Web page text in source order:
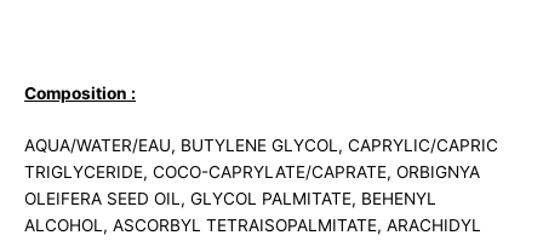
Composition :
AQUA/WATER/EAU, BUTYLENE GLYCOL, CAPRYLIC/CAPRIC
TRIGLYCERIDE, COCO-CAPRYLATE/CAPRATE, ORBIGNYA
OLEIFERA SEED OIL, GLYCOL PALMITATE, BEHENYL
ALCOHOL, ASCORBYL TETRAISOPALMITATE, ARACHIDYL